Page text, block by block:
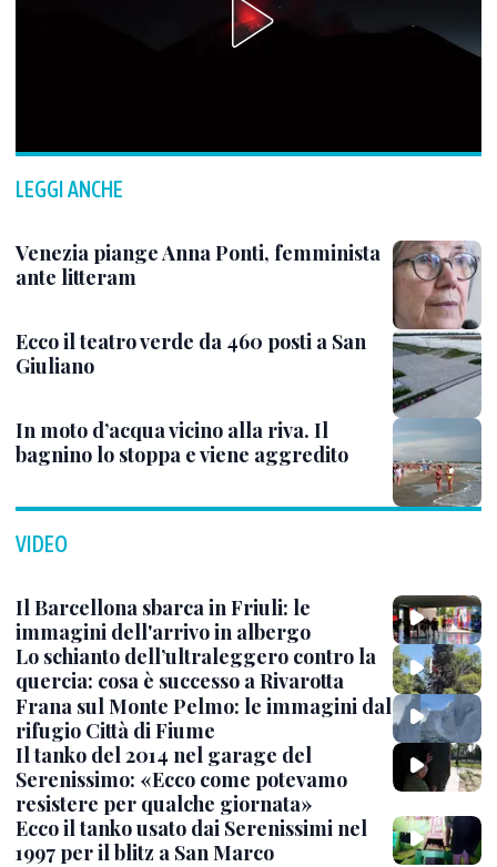
LEGGI ANCHE
Venezia piange Anna Ponti, femminista
ante litteram
Ecco il teatro verde da 460 posti a San
Giuliano
In moto d’acqua vicino alla riva. Il
bagnino lo stoppa e viene aggredito
VIDEO
Il Barcellona sbarca in Friuli: le
immagini dell'arrivo in albergo
Lo schianto dell’ultraleggero contro la
quercia: cosa è successo a Rivarotta
Frana sul Monte Pelmo: le immagini dal
rifugio Città di Fiume
Il tanko del 2014 nel garage del
Serenissimo: «Ecco come potevamo
resistere per qualche giornata»
Ecco il tanko usato dai Serenissimi nel
1997 per il blitz a San Marco